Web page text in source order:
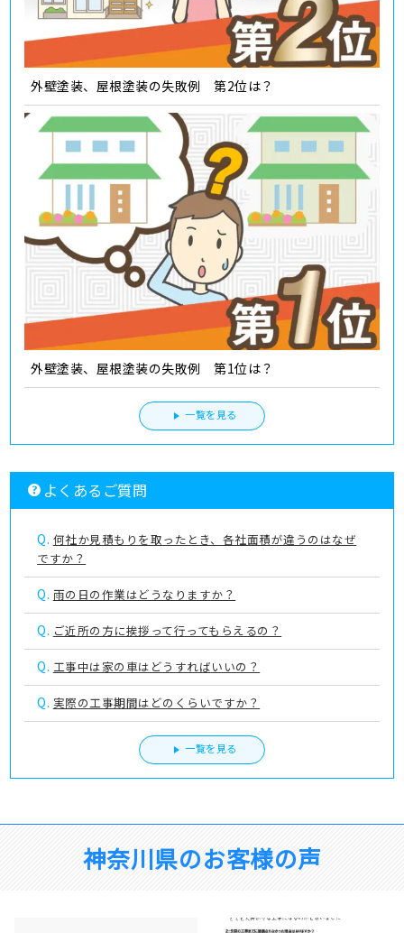
外壁塗装、屋根塗装の失敗例 第2位は？
外壁塗装、屋根塗装の失敗例 第1位は？
一覧を見る
よくあるご質問
Q. 何社か見積もりを取ったとき、各社面積が違うのはなぜ
ですか？
Q. 雨の日の作業はどうなりますか？
Q. ご近所の方に挨拶って行ってもらえるの？
Q. 工事中は家の車はどうすればいいの？
Q. 実際の工事期間はどのくらいですか？
一覧を見る
神奈川県のお客様の声